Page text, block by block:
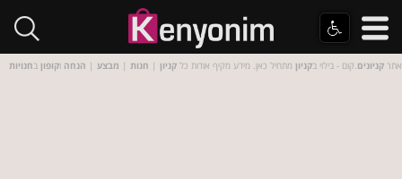
אתר קניונים.קום - בילוי בקניון מתחיל כאן. מידע מקיף אודות כל קניון | חנות | מבצע | הנחה וקופון בחנויות